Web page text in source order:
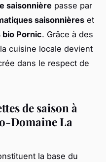
saisonnière passe par
saisonnières et
bio Pornic. Grâce à des
cuisine locale devient
dans le respect de
de saison à
Domaine La
la base du